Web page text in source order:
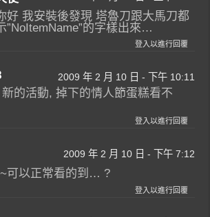
好 我安裝後發現 塔魯刀跟大馬刀都
”NoItemName”的字樣出來…
登入以進行回覆
2009 年 2 月 10 日 - 下午 10:11
的活動, 掉下的情人節蛋糕看不
登入以進行回覆
2009 年 2 月 10 日 - 下午 7:12
可以正常看的到… ?
登入以進行回覆